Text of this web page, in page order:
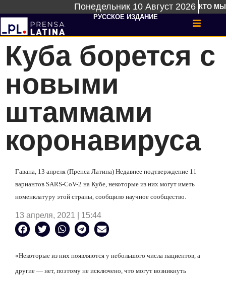
Понедельник 10 Август 2026 КТО МЫ
РУССКОЕ ИЗДАНИЕ
Куба борется с
новыми
штаммами
коронавируса
Гавана, 13 апреля (Пренса Латина) Недавнее подтверждение 11
вариантов SARS-CoV-2 на Кубе, некоторые из них могут иметь
номенклатуру этой страны, сообщило научное сообщество.
13 апреля, 2021 | 15:44
«Некоторые из них появляются у небольшого числа пациентов, а
другие — нет, поэтому не исключено, что могут возникнуть